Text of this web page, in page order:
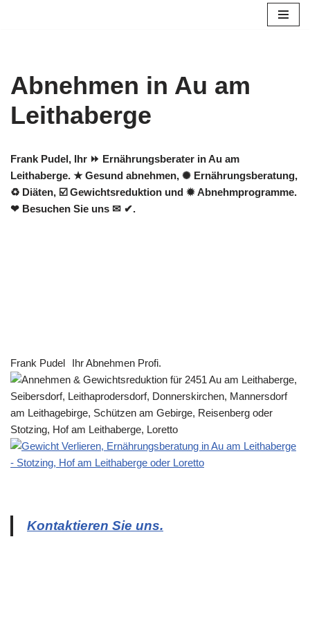
Abnehmen in Au am
Leithaberge
Frank Pudel, Ihr ⏩ Ernährungsberater in Au am
Leithaberge. ★ Gesund abnehmen, ✺ Ernährungsberatung,
♻ Diäten, ☑️ Gewichtsreduktion und ✹ Abnehmprogramme.
❤ Besuchen Sie uns ✉ ✔.
Frank Pudel Ihr Abnehmen Profi.
Kontaktieren Sie uns.